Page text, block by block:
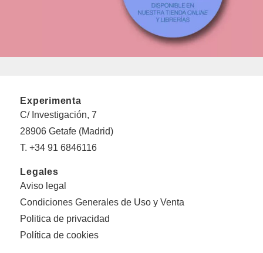
Experimenta
C/ Investigación, 7
28906 Getafe (Madrid)
T. +34 91 6846116
Legales
Aviso legal
Condiciones Generales de Uso y Venta
Politica de privacidad
Política de cookies